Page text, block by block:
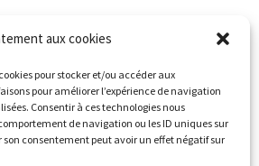
aux cookies
pour stocker et/ou accéder aux
pour améliorer l’expérience de navigation
Consentir à ces technologies nous
de navigation ou les ID uniques sur
son consentement peut avoir un effet négatif sur